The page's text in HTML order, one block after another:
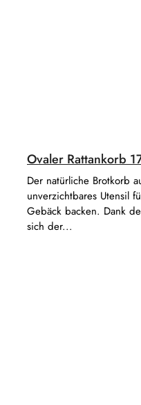
Ovaler Rattankorb
Der natürliche Brotkorb
unverzichtbares Utensil
Gebäck backen. Dank
sich der...